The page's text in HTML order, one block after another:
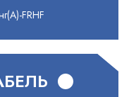
FRHF